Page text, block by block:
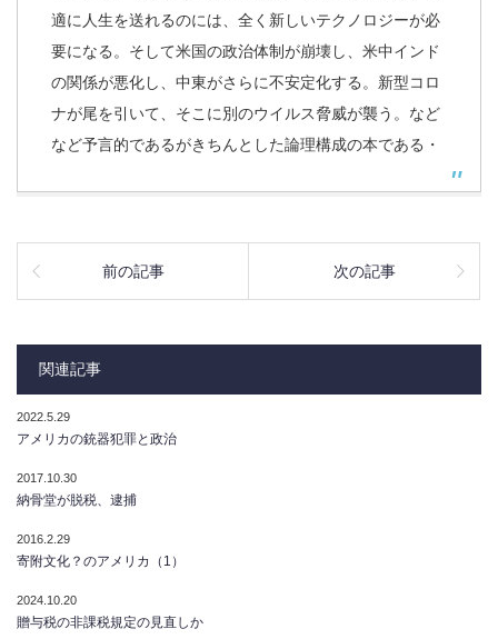
適に人生を送れるのには、全く新しいテクノロジーが必
要になる。そして米国の政治体制が崩壊し、米中インド
の関係が悪化し、中東がさらに不安定化する。新型コロ
ナが尾を引いて、そこに別のウイルス脅威が襲う。など
など予言的であるがきちんとした論理構成の本である・
前の記事 次の記事
関連記事
2022.5.29
アメリカの銃器犯罪と政治
2017.10.30
納骨堂が脱税、逮捕
2016.2.29
寄附文化？のアメリカ（1）
2024.10.20
贈与税の非課税規定の見直しか